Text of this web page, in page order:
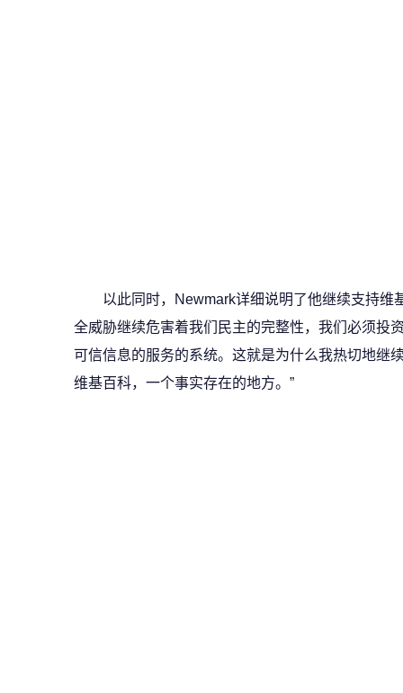
以此同时，Newmark详细说明了他继续支持维
全威胁继续危害着我们民主的完整性，我们必须投
可信信息的服务的系统。这就是为什么我热切地继
维基百科，一个事实存在的地方。”